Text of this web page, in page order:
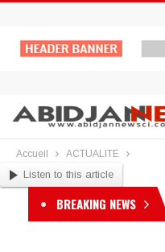
Accueil ACTUALITE
Listen to this article
BREAKING NEWS